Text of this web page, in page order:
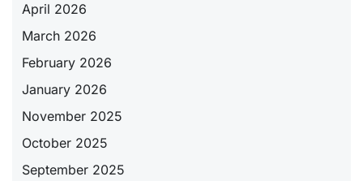
April 2026
March 2026
February 2026
January 2026
November 2025
October 2025
September 2025